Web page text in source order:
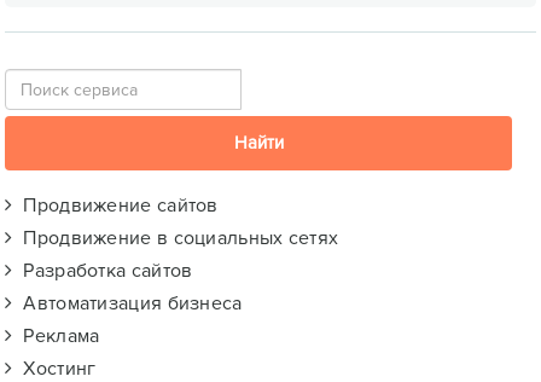
Продвижение сайтов
Продвижение в социальных сетях
Разработка сайтов
Автоматизация бизнеса
Реклама
Хостинг